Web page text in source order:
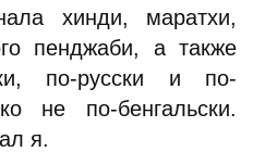
хинди, маратхи,
пенджаби, а также
по-русски и по-
не по-бенгальски.
я.